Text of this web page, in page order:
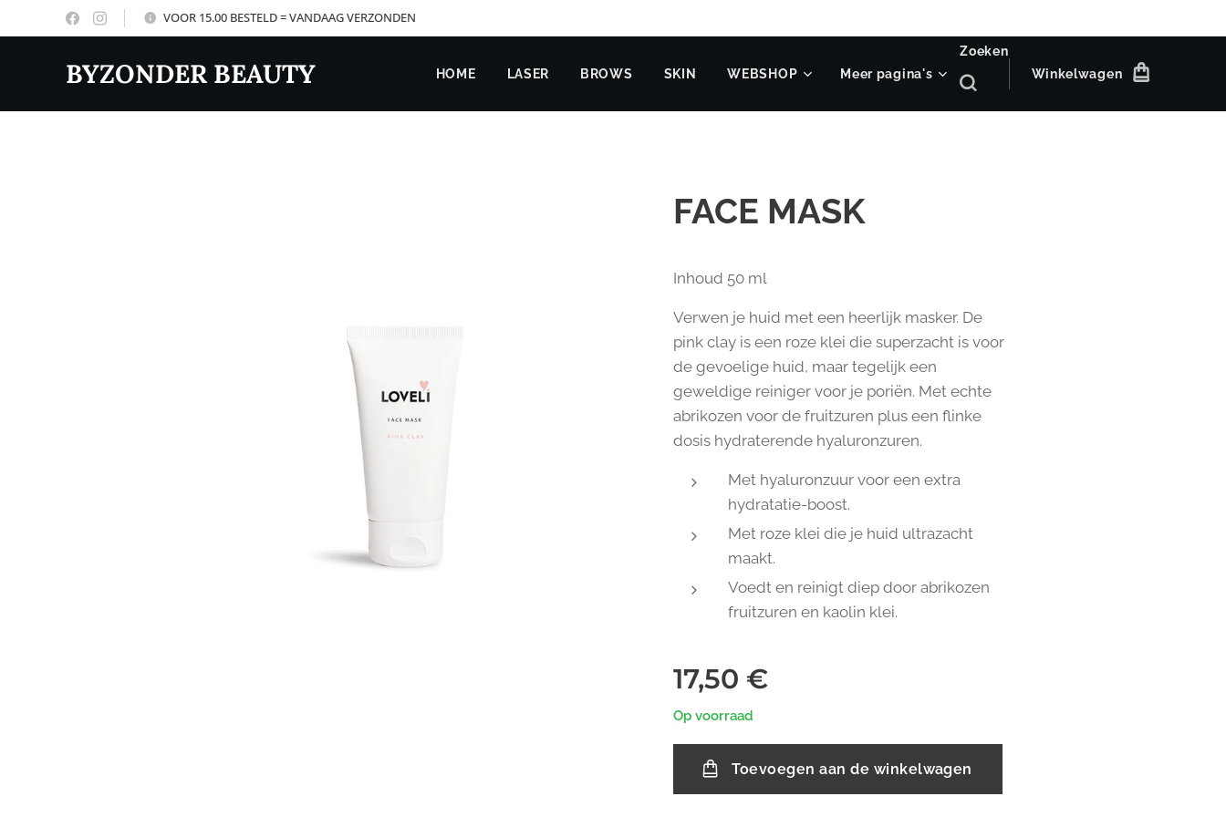
VOOR 15.00 BESTELD = VANDAAG VERZONDEN
BYZONDER BEAUTY HOME LASER BROWS SKIN WEBSHOP Meer pagina's
Zoeken
Winkelwagen
FACE MASK
Inhoud 50 ml
Verwen je huid met een heerlijk masker. De
pink clay is een roze klei die superzacht is voor
de gevoelige huid, maar tegelijk een
geweldige reiniger voor je poriën. Met echte
abrikozen voor de fruitzuren plus een flinke
dosis hydraterende hyaluronzuren.
Met hyaluronzuur voor een extra
hydratatie-boost.
Met roze klei die je huid ultrazacht
maakt.
Voedt en reinigt diep door abrikozen
fruitzuren en kaolin klei.
17,50 €
Op voorraad
Toevoegen aan de winkelwagen